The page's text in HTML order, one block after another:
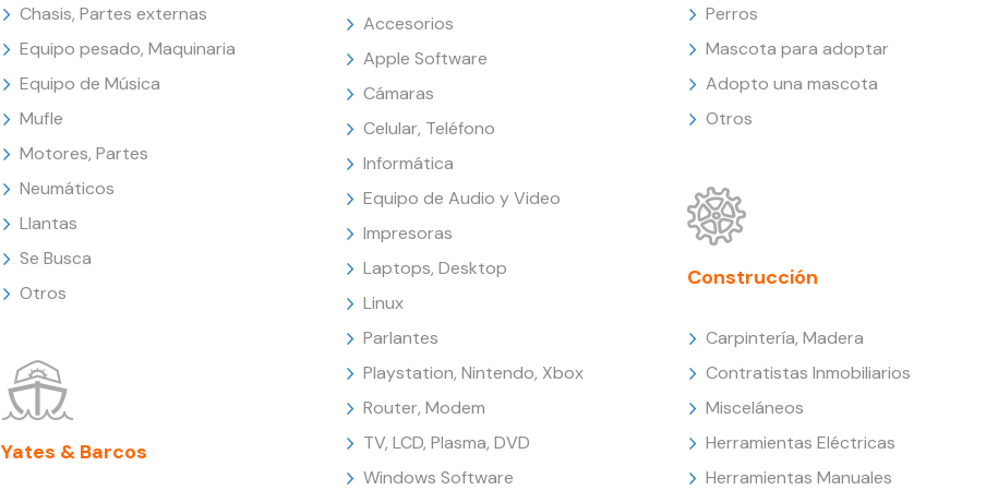
Chasis, Partes externas
Equipo pesado, Maquinaria
Equipo de Música
Mufle
Motores, Partes
Neumáticos
Llantas
Se Busca
Otros
Yates & Barcos
Accesorios
Apple Software
Cámaras
Celular, Teléfono
Informática
Equipo de Audio y Video
Impresoras
Laptops, Desktop
Linux
Parlantes
Playstation, Nintendo, Xbox
Router, Modem
TV, LCD, Plasma, DVD
Windows Software
Perros
Mascota para adoptar
Adopto una mascota
Otros
Construcción
Carpintería, Madera
Contratistas Inmobiliarios
Misceláneos
Herramientas Eléctricas
Herramientas Manuales